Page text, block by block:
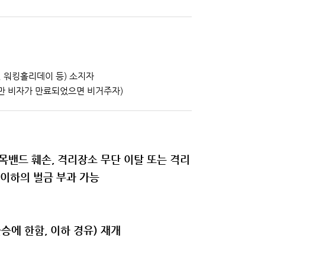
킹홀리데이 등) 소지자
비자가 만료되었으면 비거주자)
밴드 훼손, 격리장소 무단 이탈 또는 격리
하의 벌금 부과 가능
에 한함, 이하 경유) 재개